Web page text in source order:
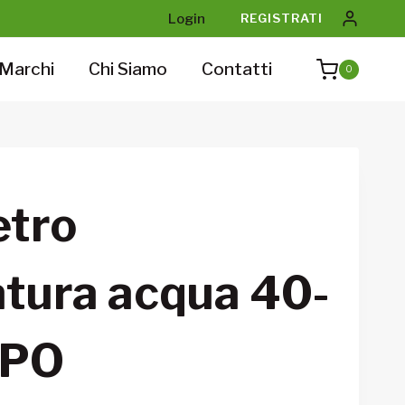
Login REGISTRATI
Marchi Chi Siamo Contatti 0
acqua 40-